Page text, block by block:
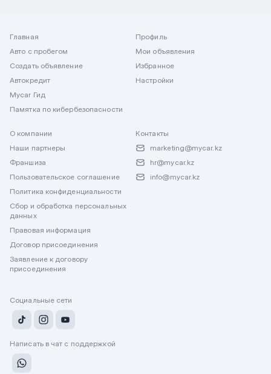
Главная
Авто с пробегом
Создать объявление
Автокредит
Mycar Гид
Памятка по кибербезопасности
Профиль
Мои объявления
Избранное
Настройки
О компании
Наши партнеры
Франшиза
Пользовательское соглашение
Политика конфиденциальности
Сбор и обработка персональных
данных
Правовая информация
Договор присоединения
Заявление к договору
присоединения
Контакты
marketing@mycar.kz
hr@mycar.kz
info@mycar.kz
Социальные сети
Написать в чат с поддержкой